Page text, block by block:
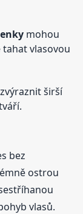
mohou
vlasovou
širší
bez
ostrou
vlasů.